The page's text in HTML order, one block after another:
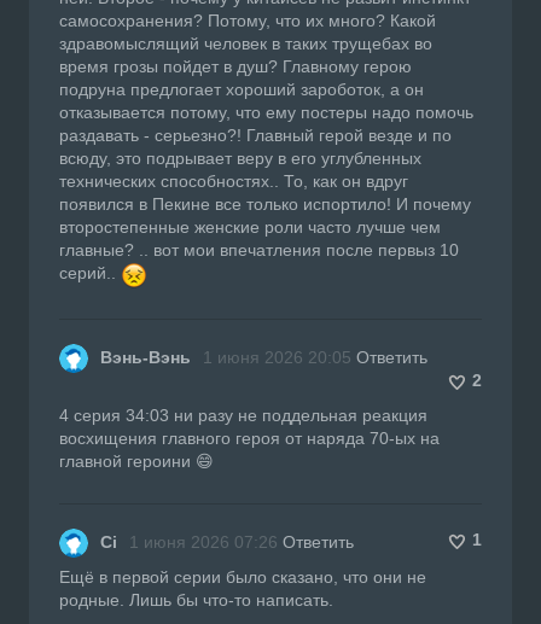
самосохранения? Потому, что их много? Какой
здравомыслящий человек в таких трущебах во
время грозы пойдет в душ? Главному герою
подруна предлогает хороший зароботок, а он
отказывается потому, что ему постеры надо помочь
раздавать - серьезно?! Главный герой везде и по
всюду, это подрывает веру в его углубленных
технических способностях.. То, как он вдруг
появился в Пекине все только испортило! И почему
второстепенные женские роли часто лучше чем
главные? .. вот мои впечатления после первыз 10
серий..
Вэнь-Вэнь 1 июня 2026 20:05 Ответить
2
4 серия 34:03 ни разу не поддельная реакция
восхищения главного героя от наряда 70-ых на
главной героини 😄
Сі 1 июня 2026 07:26 Ответить
1
Ещё в первой серии было сказано, что они не
родные. Лишь бы что-то написать.